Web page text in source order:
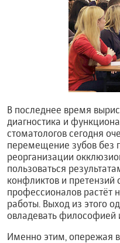
В последнее время
диагностика и
стоматологов сегодня
перемещение зубов без
реорганизации
пользоваться
конфликтов и претензий
профессионалов растёт
работы. Выход из этого
овладевать философией
Именно этим, опережая